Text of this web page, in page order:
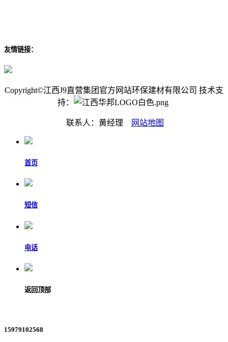
友情链接：
Copyright©江西J9直营集团官方网站环保建材有限公司 技术支
持：
联系人：黄经理 网站地图
首页
短信
电话
返回顶部
15979102568